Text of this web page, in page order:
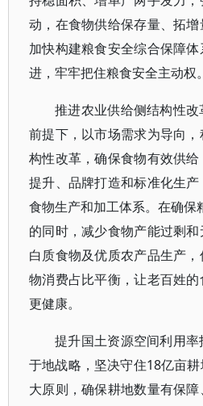
动，在食物供给保存量、拓增
加快构建粮食安全综合保障
进，牢牢把住粮食安全主动权。
推进农业供给侧结构性
前提下，以市场需求为导向
构性改革，确保食物有效供
提升、品牌打造和标准化生
食物生产和加工体系。在确保
的同时，减少食物产能过剩
白质食物及优质农产品生产
物消费占比平衡，让老百姓的
更健康。
提升国土资源空间利用
于地战略，坚决守住18亿亩
大原则，确保耕地数量有保